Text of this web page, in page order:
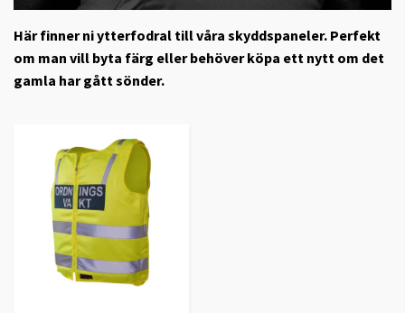
Här finner ni ytterfodral till våra skyddspaneler. Perfekt
om man vill byta färg eller behöver köpa ett nytt om det
gamla har gått sönder.